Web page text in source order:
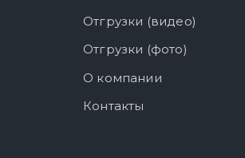
Отгрузки (видео)
Отгрузки (фото)
О компании
Контакты